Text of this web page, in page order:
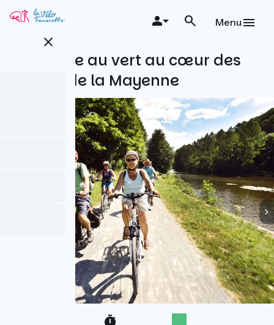
au
close
Menu
Se mettre au vert au cœur des
vallées de la Mayenne